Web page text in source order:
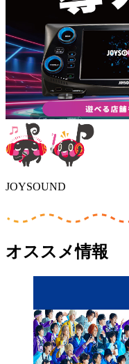
JOYSOUND
オススメ情報